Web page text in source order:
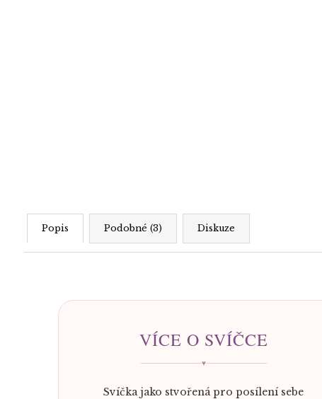
Popis Podobné (3) Diskuze
VÍCE O SVÍČCE
♥
Svíčka jako stvořená pro posílení sebe